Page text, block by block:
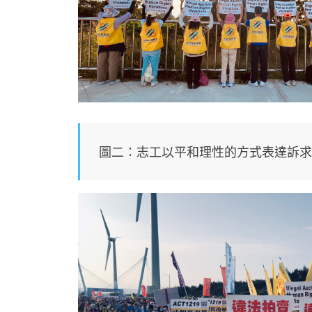
圖二：志工以平和理性的方式表達訴